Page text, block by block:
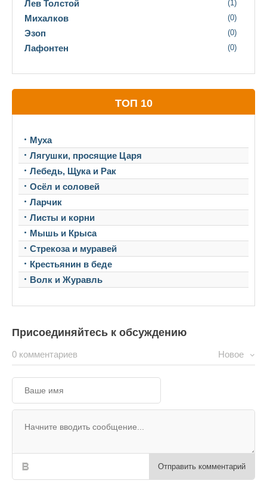
Лев Толстой (1)
Михалков (0)
Эзоп (0)
Лафонтен (0)
ТОП 10
Муха
Лягушки, просящие Царя
Лебедь, Щука и Рак
Осёл и соловей
Ларчик
Листы и корни
Мышь и Крыса
Стрекоза и муравей
Крестьянин в беде
Волк и Журавль
Присоединяйтесь к обсуждению
0 комментариев Новое
Отправить комментарий